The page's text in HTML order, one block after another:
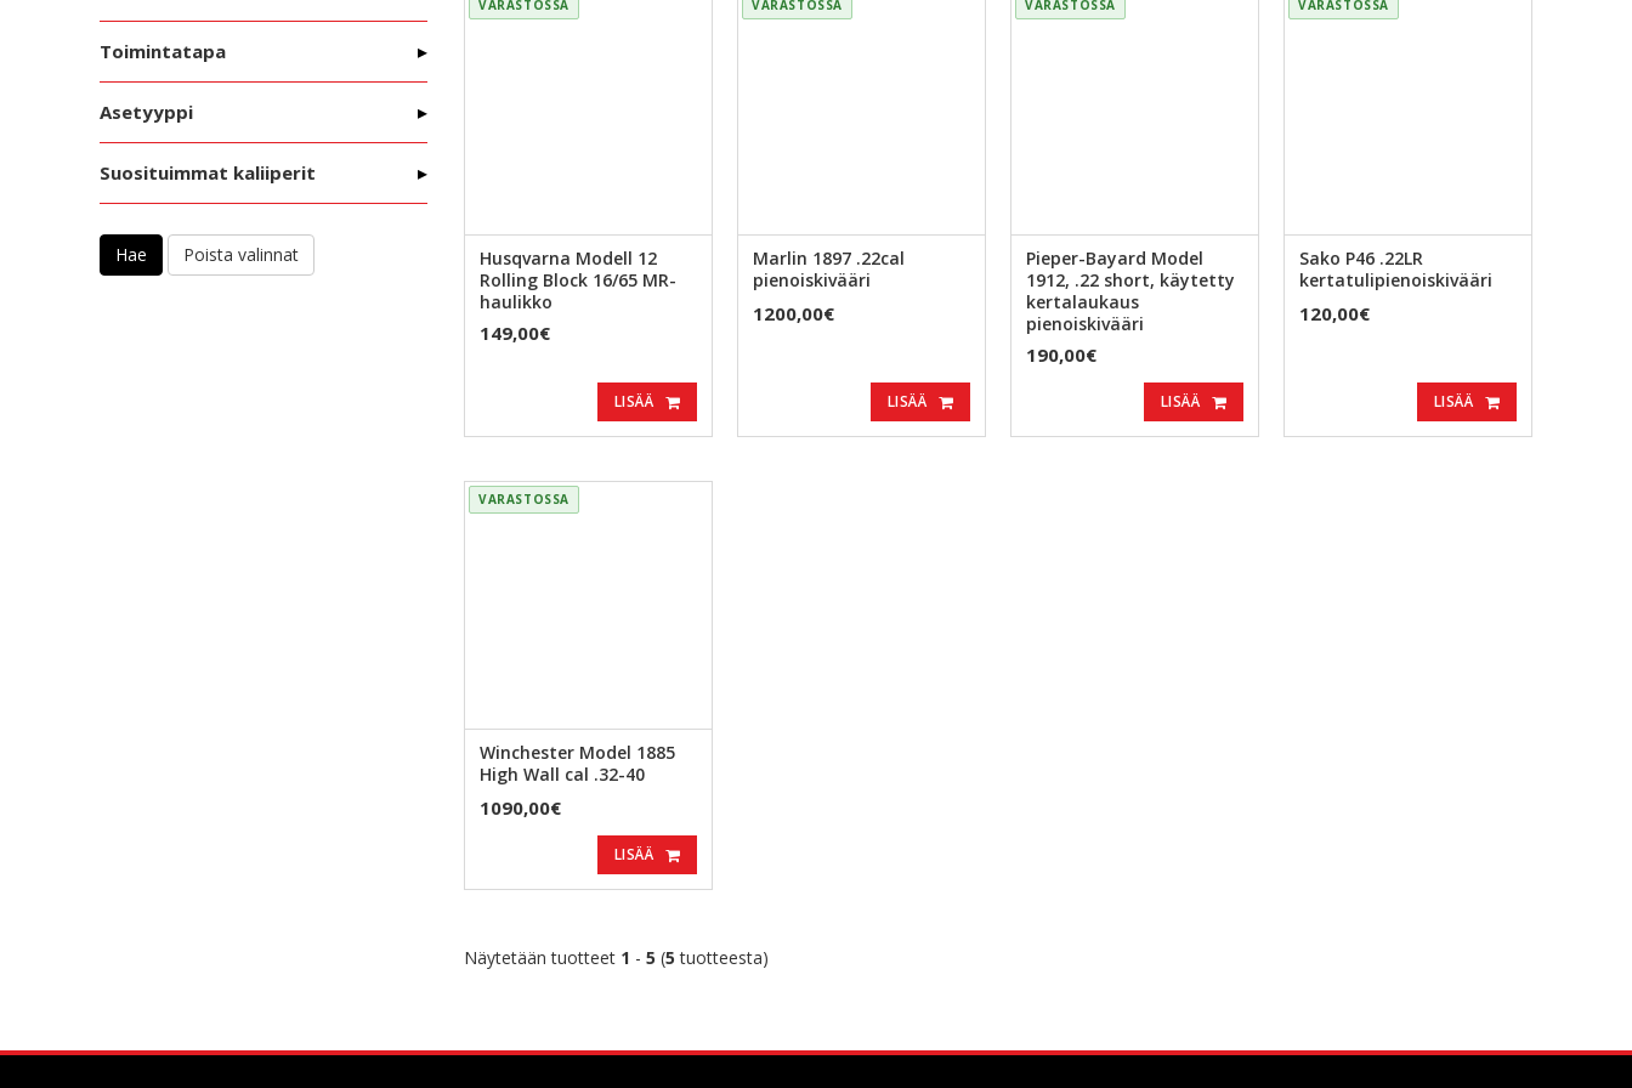
Toimintatapa
Asetyyppi
Suosituimmat kaliiperit
Hae
VARASTOSSA
Husqvarna Modell 12
Rolling Block 16/65 MR-
haulikko
149,00€
LISÄÄ
VARASTOSSA
Marlin 1897 .22cal
pienoiskivääri
1200,00€
LISÄÄ
VARASTOSSA
Pieper-Bayard Model
1912, .22 short, käytetty
kertalaukaus
pienoiskivääri
190,00€
LISÄÄ
VARASTOSSA
Sako P46 .22LR
kertatulipienoiskivääri
120,00€
LISÄÄ
VARASTOSSA
Winchester Model 1885
High Wall cal .32-40
1090,00€
LISÄÄ
Näytetään tuotteet 1 - 5 (5 tuotteesta)